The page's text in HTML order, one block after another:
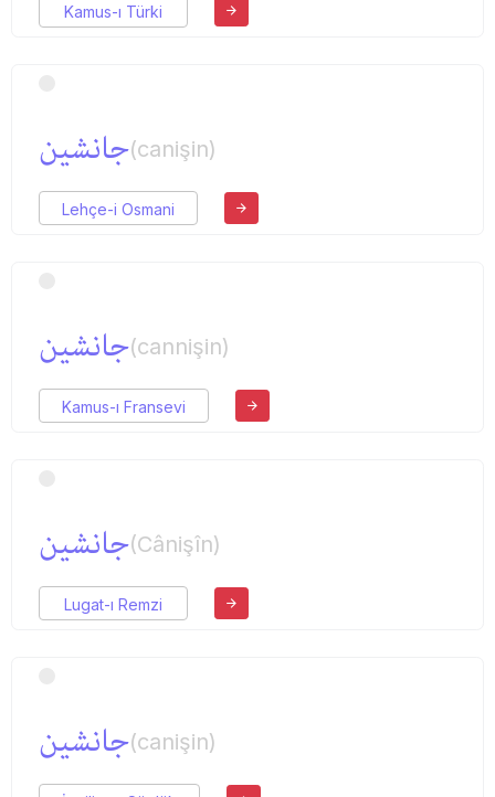
Kamus-ı Türki
جانشین(canişin)
Lehçe-i Osmani
جانشین(cannişin)
Kamus-ı Fransevi
جانشین(Cânişîn)
Lugat-ı Remzi
جانشین(canişin)